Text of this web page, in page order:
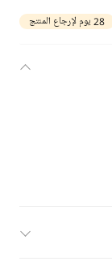
28 يوم لإرجاع المنتج